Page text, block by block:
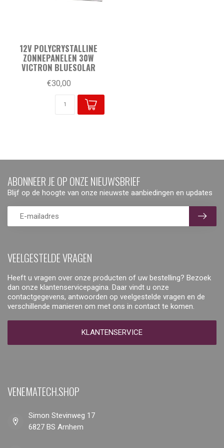
12V POLYCRYSTALLINE
ZONNEPANELEN 30W
VICTRON BLUESOLAR
€30,00
VEELGESTELDE VRAGEN
Heeft u vragen over onze producten of uw bestelling? Bezoek
dan onze klantenservicepagina. Daar vindt u onze
contactgegevens, antwoorden op veelgestelde vragen en de
verschillende manieren om met ons in contact te komen.
KLANTENSERVICE
ABONNEER JE OP ONZE NIEUWSBRIEF
Blijf op de hoogte van onze nieuwste aanbiedingen en updates
VENEMATECH.SHOP
Simon Stevinweg 17
6827 BS Arnhem